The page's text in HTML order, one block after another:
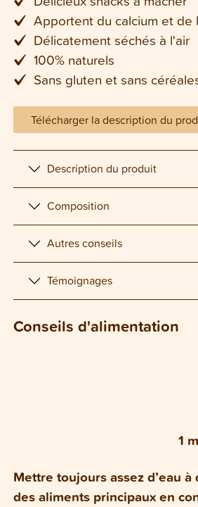
Apportent du calcium et de
Délicatement séchés à l'air
100% naturels
Sans gluten et sans
Télécharger la description du
Description du produit
Composition
Autres conseils
Témoignages
Conseils d'alimentation
1
Mettre toujours assez d’eau
des aliments principaux en